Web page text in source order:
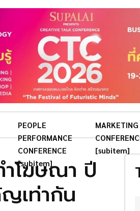
PEOPLE
PERFORMANCE
CONFERENCE
[subitem]
MARKETING
[subitem]
ำโฆษณา ปี
เท่ากัน